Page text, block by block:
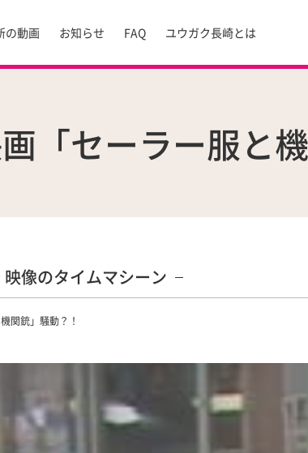
の動画 お知らせ FAQ ユウガク長崎とは
「セーラー服と
映像のタイムマシーン
関銃」騒動？！